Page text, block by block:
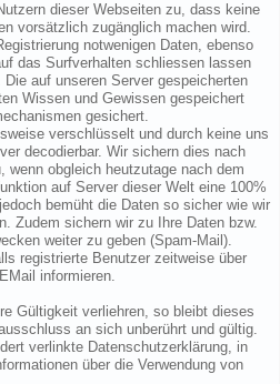
dieser Webseiten zu, dass keine
vorsätzlich zugänglich machen wird.
notwenigen Daten, ebenso
das Surfverhalten schliessen lassen
auf unseren Server gespeicherten
Wissen und Gewissen gespeichert
gesichert.
verschlüsselt und durch keine uns
decodierbar. Wir sichern dies nach
wenn obgleich heutzutage nach dem
auf Server dieser Welt eine 100%
bemüht die Daten so sicher wie wir
Zudem sichern wir zu Ihre Daten bzw.
weiter zu geben (Spam-Mail).
registrierte Benutzer zeitweise über
informieren.
Gültigkeit verliehren, so bleibt dieses
an sich unberührt und gültig.
verlinkte Datenschutzerklärung, in
über die Verwendung von